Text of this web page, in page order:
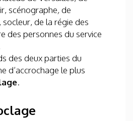
scénographe,de
socleur, de la régie des
des personnes du service
des deux parties du
d’accrochage le plus
.